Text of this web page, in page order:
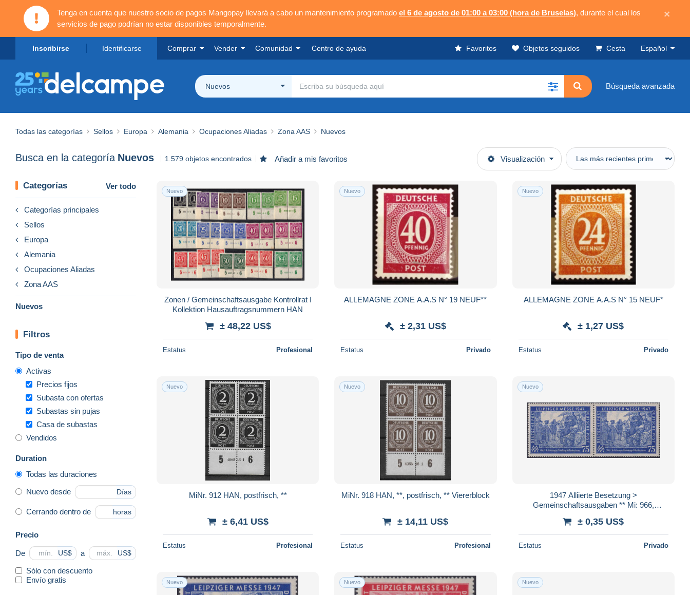
Tenga en cuenta que nuestro socio de pagos Mangopay llevará a cabo un mantenimiento programado el 6 de agosto de 01:00 a 03:00 (hora de Bruselas), durante el cual los
servicios de pago podrían no estar disponibles temporalmente.
×
Inscribirse Identificarse Comprar Vender Comunidad Centro de ayuda Favoritos Objetos seguidos Cesta Español
Nuevos Búsqueda avanzada
Todas las categorías Sellos Europa Alemania Ocupaciones Aliadas Zona AAS Nuevos
Busca en la categoría Nuevos 1.579 objetos encontrados Añadir a mis favoritos Visualización
Categorías Ver todo
Categorías principales
Sellos
Europa
Alemania
Ocupaciones Aliadas
Zona AAS
Nuevos
Filtros
Tipo de venta
Activas
Precios fijos
Subasta con ofertas
Subastas sin pujas
Casa de subastas
Vendidos
Duration
Todas las duraciones
Nuevo desde Días
Cerrando dentro de horas
Precio
De US$ a US$
Sólo con descuento
Envío gratis
Nuevo
Zonen / Gemeinschaftsausgabe Kontrollrat I
Kollektion Hausauftragsnummern HAN
± 48,22 US$
Estatus Profesional
Nuevo
ALLEMAGNE ZONE A.A.S N° 19 NEUF**
± 2,31 US$
Estatus Privado
Nuevo
ALLEMAGNE ZONE A.A.S N° 15 NEUF*
± 1,27 US$
Estatus Privado
Nuevo
MiNr. 912 HAN, postfrisch, **
± 6,41 US$
Estatus Profesional
Nuevo
MiNr. 918 HAN, **, postfrisch, ** Viererblock
± 14,11 US$
Estatus Profesional
Nuevo
1947 Alliierte Besetzung >
Gemeinschaftsausgaben ** Mi: 966,
± 0,35 US$
Estatus Privado
Nuevo Nuevo Nuevo